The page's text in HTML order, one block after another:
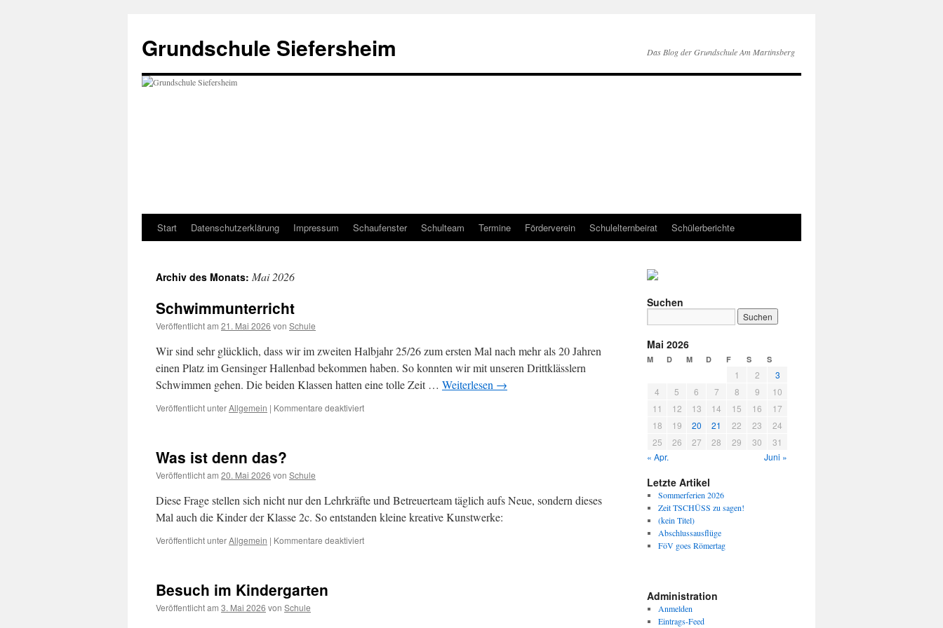
springen
Grundschule Siefersheim Das Blog der Grundschule Am Martinsberg
Start Datenschutzerklärung Impressum Schaufenster Schulteam Termine Förderverein Schulelternbeirat Schülerberichte
Archiv des Monats: Mai 2026
Schwimmunterricht
Veröffentlicht am 21. Mai 2026 von Schule
Wir sind sehr glücklich, dass wir im zweiten Halbjahr 25/26 zum ersten Mal nach mehr als 20 Jahren
einen Platz im Gensinger Hallenbad bekommen haben. So konnten wir mit unseren Drittklässlern
Schwimmen gehen. Die beiden Klassen hatten eine tolle Zeit … Weiterlesen →
Veröffentlicht unterAllgemein | Kommentare deaktiviertfür
Was ist denn das?
Veröffentlicht am 20. Mai 2026 von Schule
Diese Frage stellen sich nicht nur den Lehrkräfte und Betreuerteam täglich aufs Neue, sondern dieses
Mal auch die Kinder der Klasse 2c. So entstanden kleine kreative Kunstwerke:
Veröffentlicht unterAllgemein | Kommentare deaktiviertfür
Besuch im Kindergarten
Veröffentlicht am 3. Mai 2026 von Schule
Suchen
Mai 2026
M D M D F S S
1 2
3
4
5 6 7 8 9
10
11
12 13 14 15 16
17
18
19 20 21 22 23
24
25
26 27 28 29 30
31
« Apr.
Juni »
Letzte Artikel
Sommerferien 2026
Zeit TSCHÜSS zu sagen!
(kein Titel)
Abschlussausflüge
FöV goes Römertag
Administration
Anmelden
Eintrags-Feed